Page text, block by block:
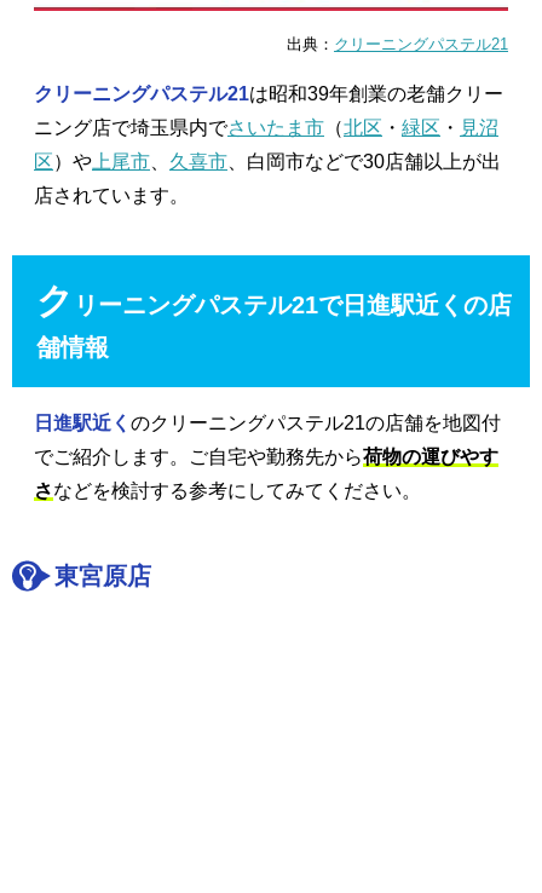
出典： クリーニングパステル21
クリーニングパステル21は昭和39年創業の老舗クリー
ニング店で埼玉県内でさいたま市 （北区 ・ 緑区 ・ 見沼
区）や 上尾市 久喜市 、白岡市などで30店舗以上が出
店されています。
ク リーニングパステル21で日進駅近くの店
舗情報
日進駅近く のクリーニングパステル21の店舗を地図付
でご紹介します。ご自宅や勤務先から荷物の運びやす
さなどを検討する参考にしてみてください。
東宮原店